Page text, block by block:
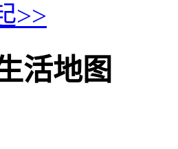
>>
活地图